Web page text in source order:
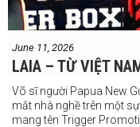
June 11, 2026
LAIA – TỪ VIỆT
Võ sĩ người Papua New
mắt nhà nghề trên một
mang tên Trigger